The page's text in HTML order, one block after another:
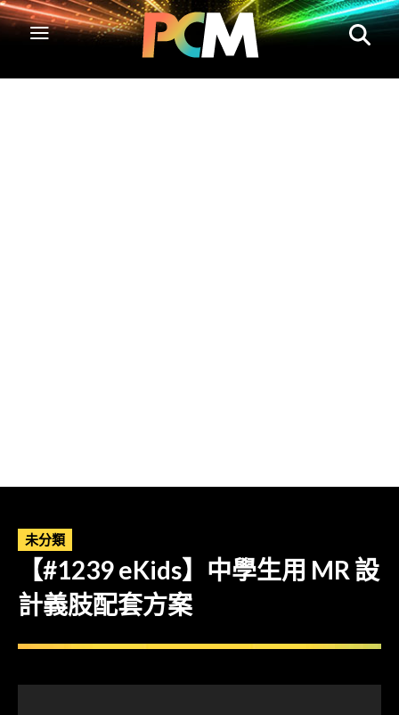
未分類
【#1239 eKids】中學生用 MR 設
計義肢配套方案